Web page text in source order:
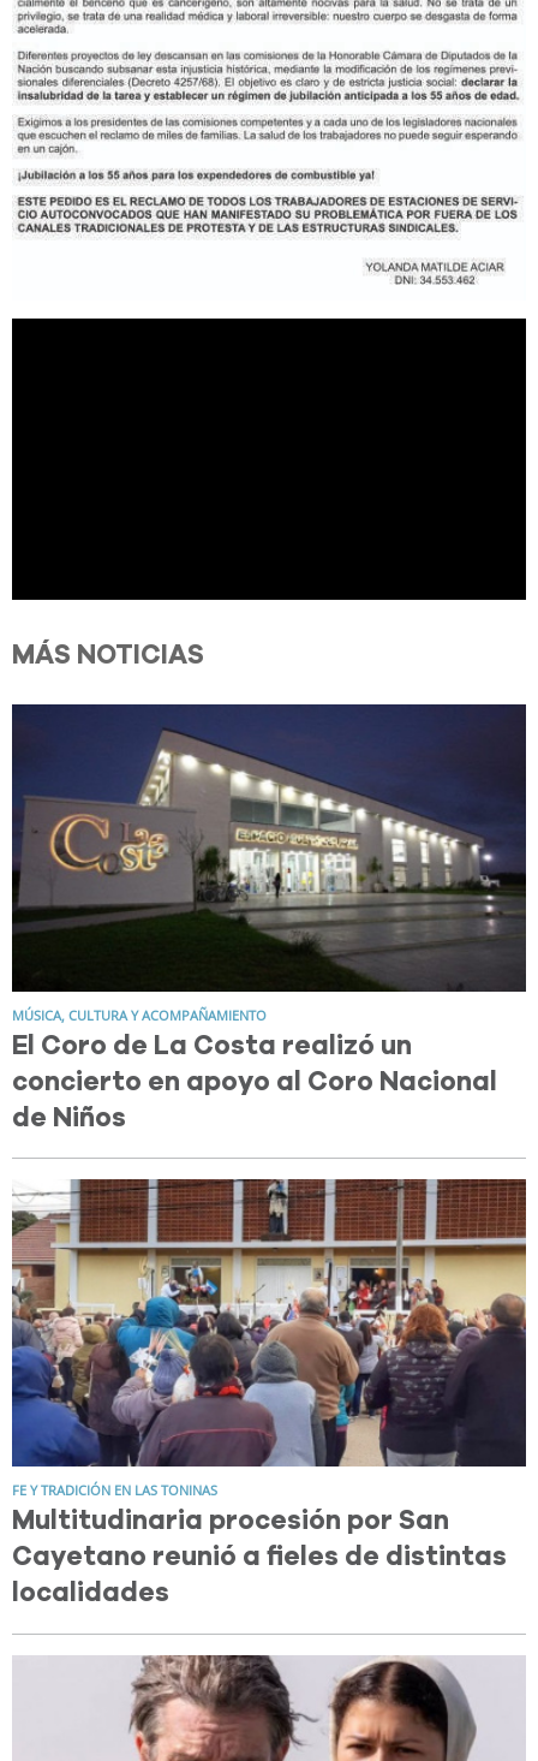
MÁS NOTICIAS
MÚSICA, CULTURA Y ACOMPAÑAMIENTO
El Coro de La Costa realizó un
concierto en apoyo al Coro Nacional
de Niños
FE Y TRADICIÓN EN LAS TONINAS
Multitudinaria procesión por San
Cayetano reunió a fieles de distintas
localidades